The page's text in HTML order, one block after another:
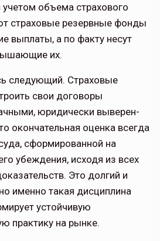
объема страхового
страховые резервные фонды
выпла­ты, а по факту несут
их.
следующий. Страховые
свои договоры
юридически выверен­
окончательная оценка всегда
сформированной на
убеждения, исходя из всех
Это долгий и
именно такая дисциплина
устойчи­вую
практику на рынке.